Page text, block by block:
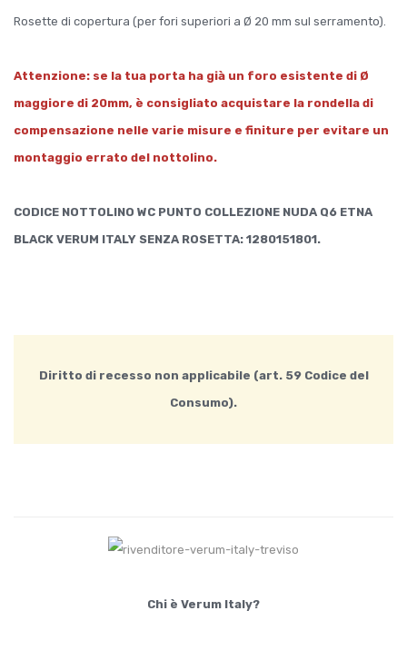
Rosette di copertura (per fori superiori a Ø 20 mm sul serramento).
Attenzione: se la tua porta ha già un foro esistente di Ø
maggiore di 20mm, è consigliato acquistare la rondella di
compensazione nelle varie misure e finiture per evitare un
montaggio errato del nottolino.
CODICE NOTTOLINO WC PUNTO COLLEZIONE NUDA Q6 ETNA
BLACK VERUM ITALY SENZA ROSETTA: 1280151801.
Diritto di recesso non applicabile (art. 59 Codice del
Consumo).
Chi è Verum Italy?